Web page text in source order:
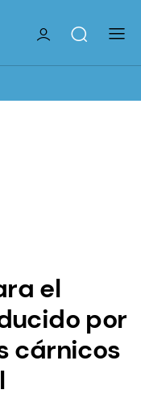
el
por
cárnicos